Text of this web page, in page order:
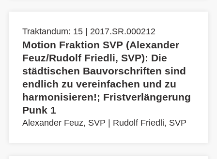
Traktandum: 15 | 2017.SR.000212
Motion Fraktion SVP (Alexander
Feuz/Rudolf Friedli, SVP): Die
städtischen Bauvorschriften sind
endlich zu vereinfachen und zu
harmonisieren!; Fristverlängerung
Punk 1
Alexander Feuz, SVP Rudolf Friedli, SVP